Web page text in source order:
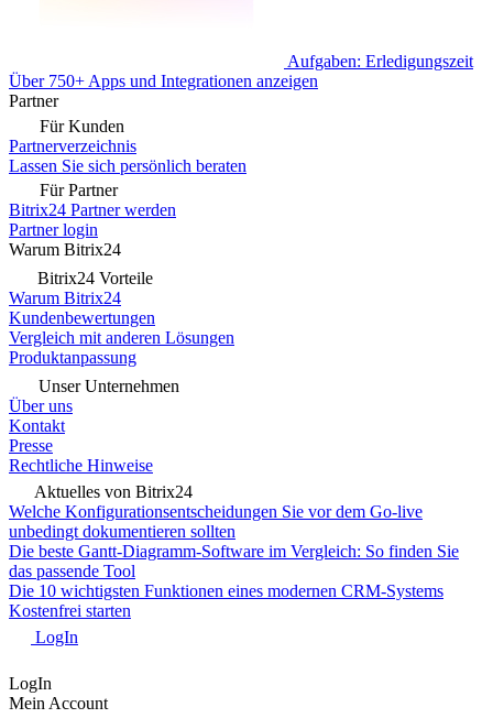
Aufgaben: Erledigungszeit
Über 750+ Apps und Integrationen anzeigen
Partner
Für Kunden
Partnerverzeichnis
Lassen Sie sich persönlich beraten
Für Partner
Bitrix24 Partner werden
Partner login
Warum Bitrix24
Bitrix24 Vorteile
Warum Bitrix24
Kundenbewertungen
Vergleich mit anderen Lösungen
Produktanpassung
Unser Unternehmen
Über uns
Kontakt
Presse
Rechtliche Hinweise
Aktuelles von Bitrix24
Welche Konfigurationsentscheidungen Sie vor dem Go-live
unbedingt dokumentieren sollten
Die beste Gantt-Diagramm-Software im Vergleich: So finden Sie
das passende Tool
Die 10 wichtigsten Funktionen eines modernen CRM-Systems
Kostenfrei starten
LogIn
LogIn
Mein Account